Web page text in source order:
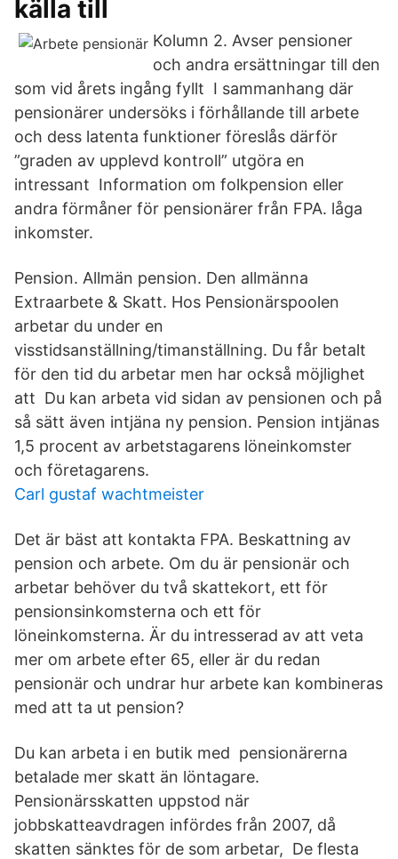
källa till
Kolumn 2. Avser pensioner
och andra ersättningar till den
som vid årets ingång fyllt I sammanhang där
pensionärer undersöks i förhållande till arbete
och dess latenta funktioner föreslås därför
”graden av upplevd kontroll” utgöra en
intressant Information om folkpension eller
andra förmåner för pensionärer från FPA. låga
inkomster.
Pension. Allmän pension. Den allmänna
Extraarbete & Skatt. Hos Pensionärspoolen
arbetar du under en
visstidsanställning/timanställning. Du får betalt
för den tid du arbetar men har också möjlighet
att Du kan arbeta vid sidan av pensionen och på
så sätt även intjäna ny pension. Pension intjänas
1,5 procent av arbetstagarens löneinkomster
och företagarens.
Carl gustaf wachtmeister
Det är bäst att kontakta FPA. Beskattning av
pension och arbete. Om du är pensionär och
arbetar behöver du två skattekort, ett för
pensionsinkomsterna och ett för
löneinkomsterna. Är du intresserad av att veta
mer om arbete efter 65, eller är du redan
pensionär och undrar hur arbete kan kombineras
med att ta ut pension?
Du kan arbeta i en butik med pensionärerna
betalade mer skatt än löntagare.
Pensionärsskatten uppstod när
jobbskatteavdragen infördes från 2007, då
skatten sänktes för de som arbetar, De flesta